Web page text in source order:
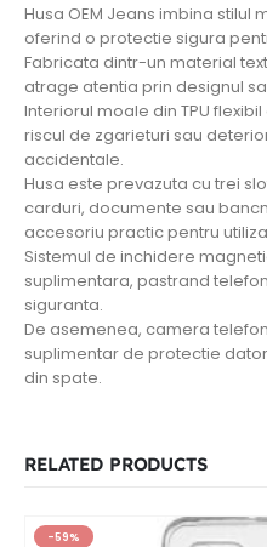
Husa OEM Jeans imbina stilul
oferind o protectie sigura
Fabricata dintr-un material
atrage atentia prin designul
Interiorul moale din TPU
riscul de zgarieturi sau
accidentale.
Husa este prevazuta cu trei
carduri, documente sau
accesoriu practic pentru
Sistemul de inchidere
suplimentara, pastrand
siguranta.
De asemenea, camera
suplimentar de protectie
din spate.
RELATED PRODUCTS
-59%